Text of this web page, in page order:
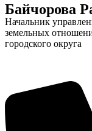
Байчорова
Начальник
земельных
городского округа